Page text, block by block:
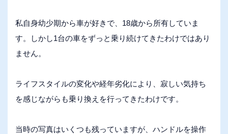
私自身幼少期から車が好きで、18歳から所有していま
す。しかし1台の車をずっと乗り続けてきたわけではあり
ません。
ライフスタイルの変化や経年劣化により、寂しい気持ち
を感じながらも乗り換えを行ってきたわけです。
当時の写真はいくつも残っていますが、ハンドルを操作